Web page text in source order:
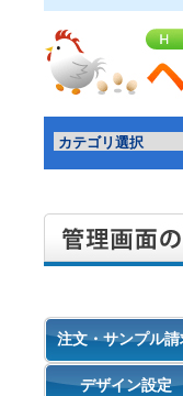
注文・サンプル請
デザイン設定